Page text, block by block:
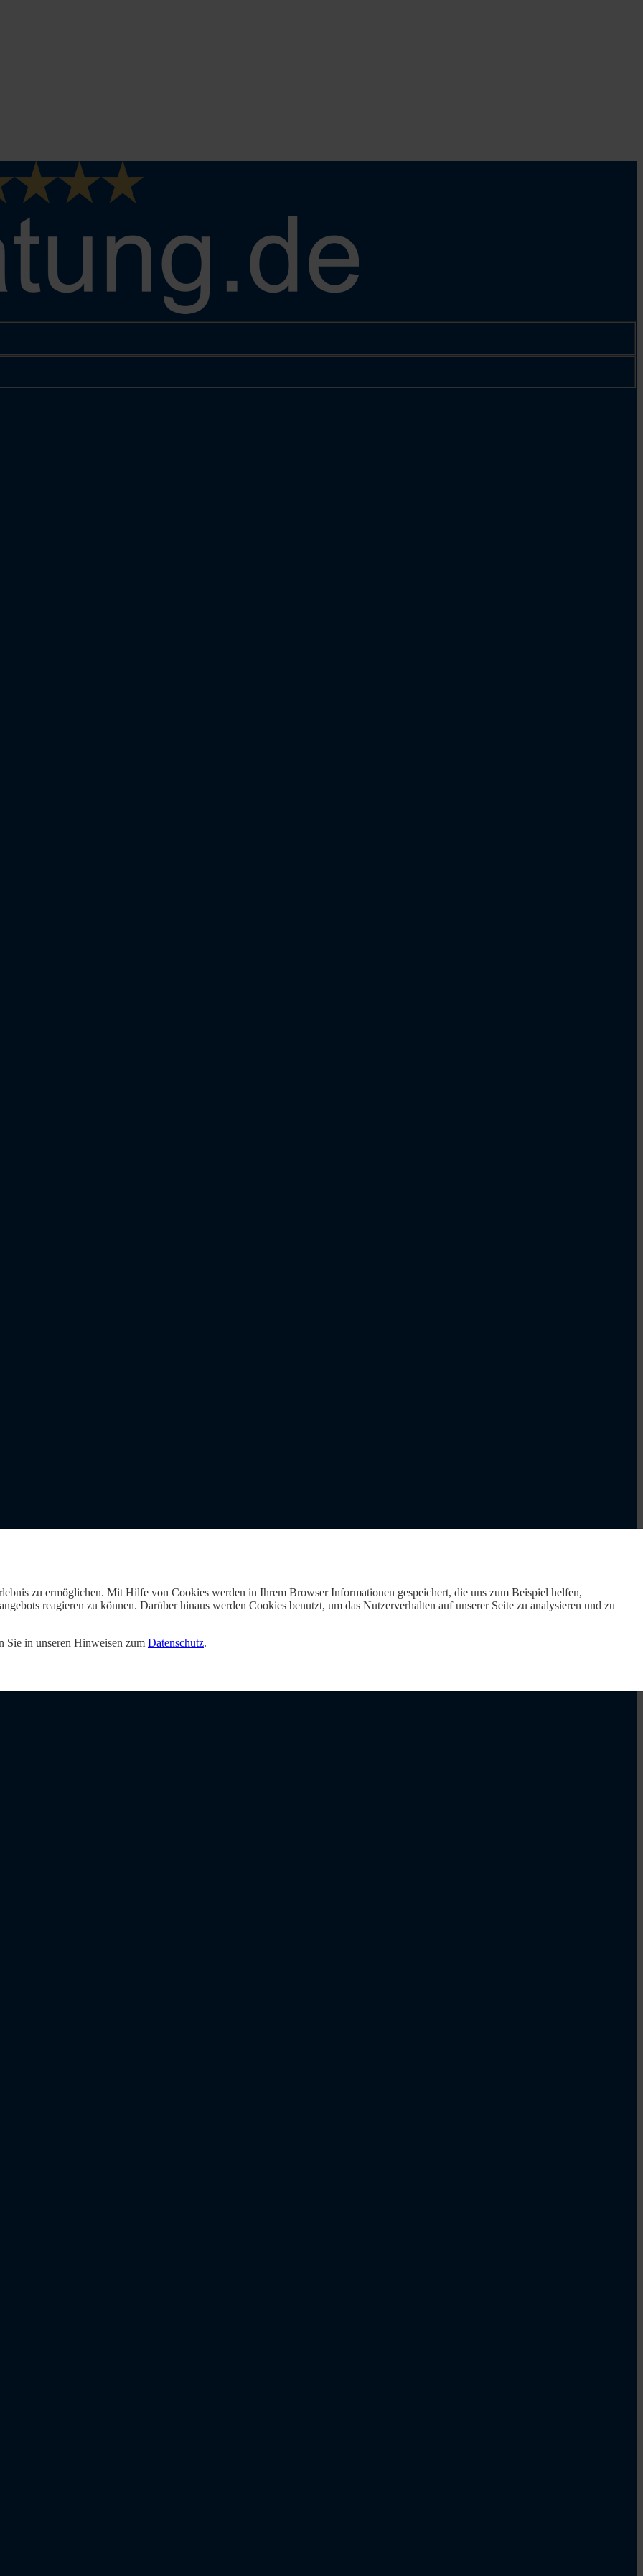
zu ermöglichen. Mit Hilfe von Cookies werden in Ihrem Browser Informationen gespeichert, die uns zum Beispiel helfen,
reagieren zu können. Darüber hinaus werden Cookies benutzt, um das Nutzerverhalten auf unserer Seite zu analysieren und zu
Sie in unseren Hinweisen zum Datenschutz.